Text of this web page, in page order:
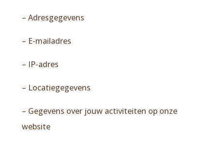
– Adresgegevens
– E-mailadres
– IP-adres
– Locatiegegevens
– Gegevens over jouw activiteiten op onze
website